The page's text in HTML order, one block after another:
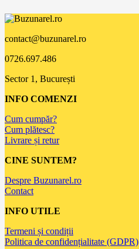
contact@buzunarel.ro
0726.697.486
Sector 1, București
INFO COMENZI
Cum cumpăr?
Cum plătesc?
Livrare și retur
CINE SUNTEM?
Despre Buzunarel.ro
Contact
INFO UTILE
Termeni și condiții
Politica de confidențialitate (GDPR)